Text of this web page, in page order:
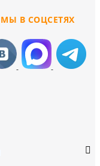
МЫ В СОЦСЕТЯХ